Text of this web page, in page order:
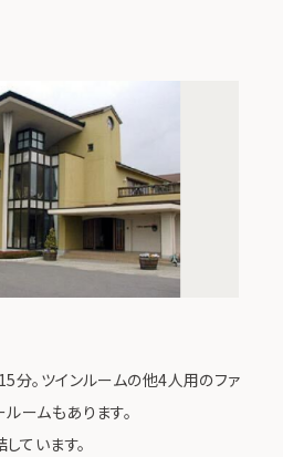
。ツインルームの他4人用のファ
ームもあります。
ています。